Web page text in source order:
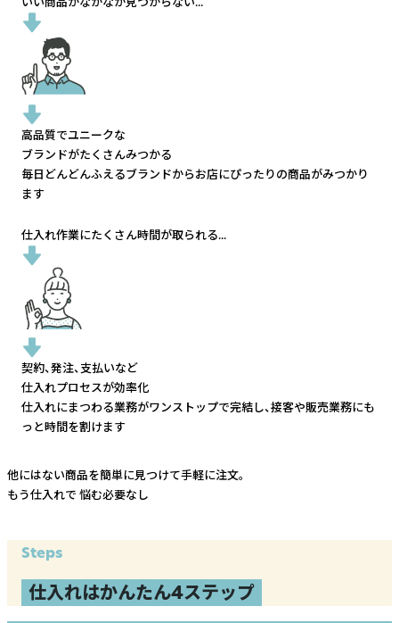
高品質でユニークな
ブランドがたくさんみつかる
毎日どんどんふえるブランドからお店にぴったりの商品がみつかり
ます
仕入れ作業にたくさん時間が取られる...
契約、発注、支払いなど
仕入れプロセスが効率化
仕入れにまつわる業務がワンストップで完結し、接客や販売業務にも
っと時間を割けます
他にはない商品を簡単に見つけて手軽に注文。
もう仕入れで 悩む必要なし
Steps
仕入れはかんたん4ステップ